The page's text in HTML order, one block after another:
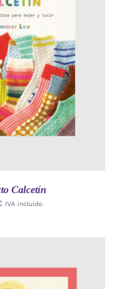
CARRITO
/
Calcetín
IVA incluido